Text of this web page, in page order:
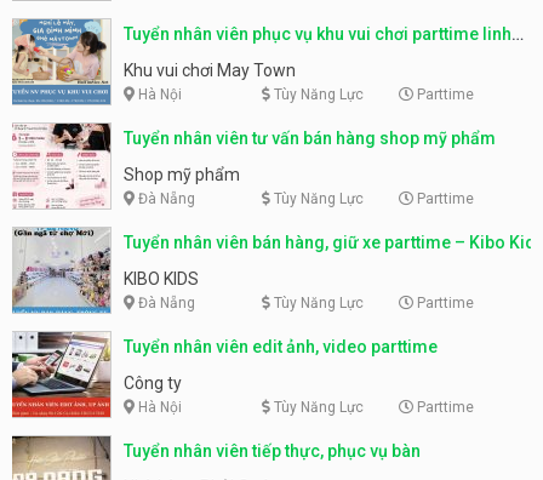
Tuyển nhân viên phục vụ khu vui chơi parttime linh
động
Khu vui chơi May Town
Hà Nội Tùy Năng Lực Parttime
Tuyển nhân viên tư vấn bán hàng shop mỹ phẩm
Shop mỹ phẩm
Đà Nẵng Tùy Năng Lực Parttime
Tuyển nhân viên bán hàng, giữ xe parttime – Kibo Kid
KIBO KIDS
Đà Nẵng Tùy Năng Lực Parttime
Tuyển nhân viên edit ảnh, video parttime
Công ty
Hà Nội Tùy Năng Lực Parttime
Tuyển nhân viên tiếp thực, phục vụ bàn